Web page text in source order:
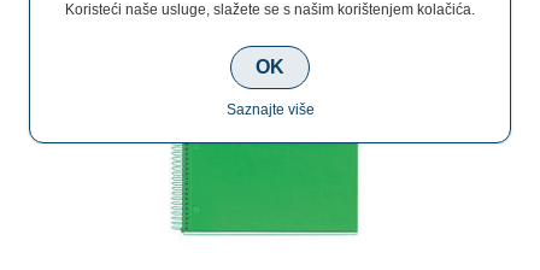
Koristeći naše usluge, slažete se s našim korištenjem kolačića.
OK
Saznajte više